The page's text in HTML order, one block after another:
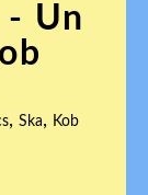
Un
, Ska, Kob